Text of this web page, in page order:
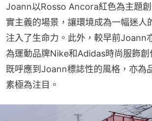
Joann以Rosso Ancora紅色為主題
實主義的場景，讓環境成為一幅迷人
注入了生命力。此外，較早前Joann
為運動品牌Nike和Adidas時尚服飾創
既呼應到Joann標誌性的風格，亦為
素極為注目。